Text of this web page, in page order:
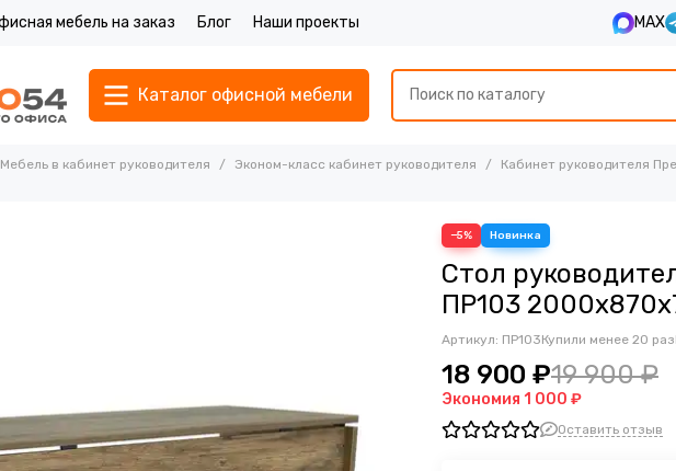
мебель на заказ Блог Наши проекты MAX
Каталог офисной мебели
Мебель в кабинет руководителя Эконом-класс кабинет руководителя Кабинет руководителя
−5%
Стол
ПР103
Артикул: ПР103Купили менее 20 раз
18 900 ₽19 900 ₽
Экономия 1 000 ₽
Оставить отзыв